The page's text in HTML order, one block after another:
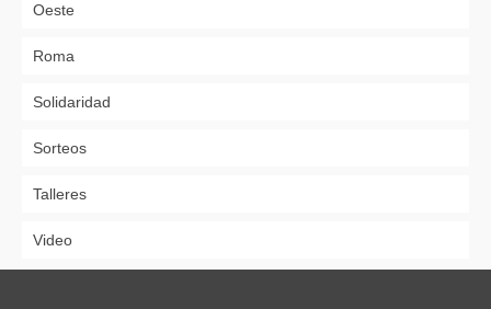
Oeste
Roma
Solidaridad
Sorteos
Talleres
Video